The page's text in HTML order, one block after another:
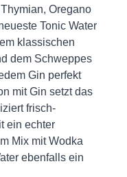
Oregano
Tonic Water
klassischen
dem Schweppes
Gin perfekt
mit Gin setzt das
frisch-
ein echter
Mix mit Wodka
ebenfalls ein